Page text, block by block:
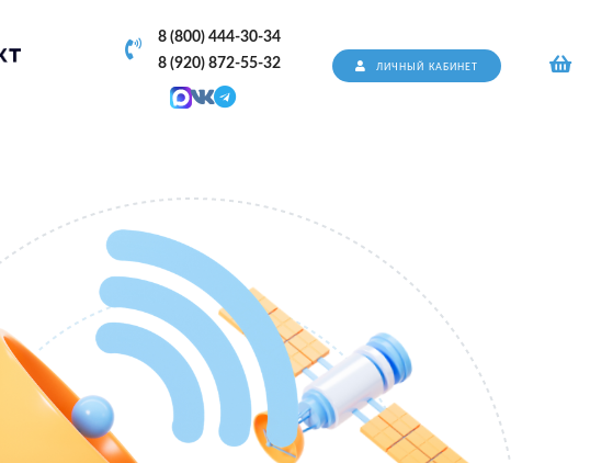
8 (800) 444-30-34
8 (920) 872-55-32
ЛИЧНЫЙ КАБИНЕТ